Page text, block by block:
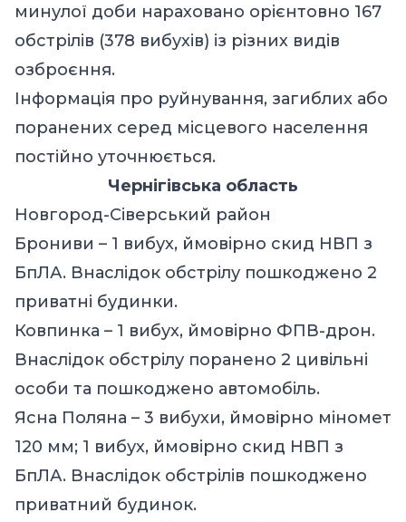
минулої доби нараховано орієнтовно 167
обстрілів (378 вибухів) із різних видів
озброєння.
Інформація про руйнування, загиблих або
поранених серед місцевого населення
постійно уточнюється.
Чернігівська область
Новгород-Сіверський район
Брониви – 1 вибух, ймовірно скид НВП з
БпЛА. Внаслідок обстрілу пошкоджено 2
приватні будинки.
Ковпинка – 1 вибух, ймовірно ФПВ-дрон.
Внаслідок обстрілу поранено 2 цивільні
особи та пошкоджено автомобіль.
Ясна Поляна – 3 вибухи, ймовірно міномет
120 мм; 1 вибух, ймовірно скид НВП з
БпЛА. Внаслідок обстрілів пошкоджено
приватний будинок.